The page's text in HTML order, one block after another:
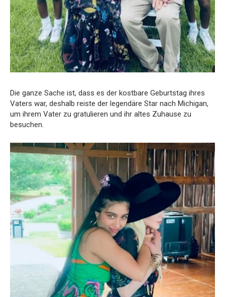
Die ganze Sache ist, dass es der kostbare Geburtstag ihres
Vaters war, deshalb reiste der legendäre Star nach Michigan,
um ihrem Vater zu gratulieren und ihr altes Zuhause zu
besuchen.